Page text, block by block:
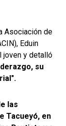
Asociación de
Eduin
joven y detalló
su
las
Tacueyó, en